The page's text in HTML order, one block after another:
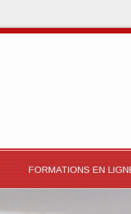
FORMATIONS EN